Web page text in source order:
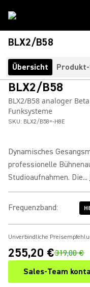
BLX2/B58
Übersicht
BLX2/B58
BLX2/B58 analoger
Funksysteme
SKU: BLX2/B58=-H8E
Dynamisches
professionelle
Studioaufnahmen. Die...
Frequenzband:
Unverbindliche
255,20 €319,00 €
Sales-Team